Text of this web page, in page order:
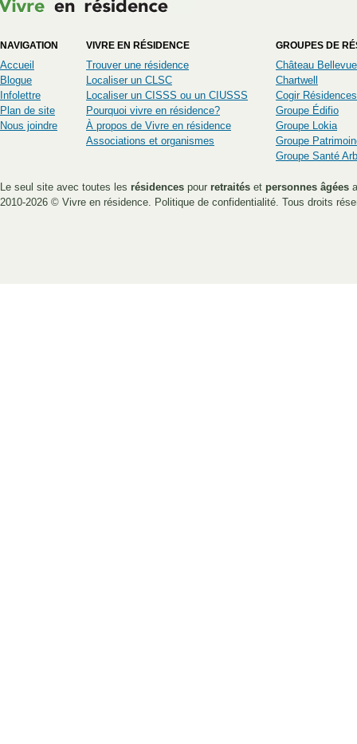
NAVIGATION
Accueil
Blogue
Infolettre
Plan de site
Nous joindre
VIVRE EN RÉSIDENCE
Trouver une résidence
Localiser un CLSC
Localiser un CISSS ou un CIUSSS
Pourquoi vivre en résidence?
À propos de Vivre en résidence
Associations et organismes
GROUPES DE
Château Bellevue
Chartwell
Cogir Résidences
Groupe Édifio
Groupe Lokia
Groupe
Groupe Santé
Le seul site avec toutes les résidences pour retraités et personnes âgées
2010-2026 © Vivre en résidence. Politique de confidentialité. Tous droits